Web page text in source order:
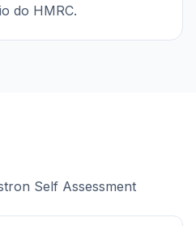
do HMRC.
Self Assessment